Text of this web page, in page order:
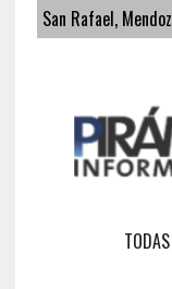
San Rafael,